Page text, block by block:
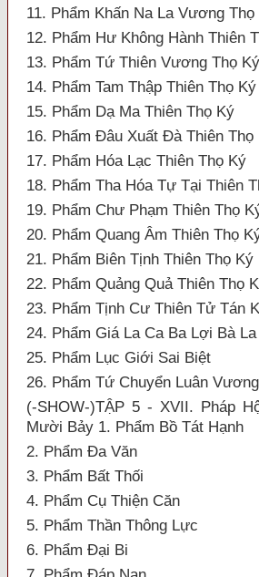
11. Phẩm Khấn Na La Vương Thọ
12. Phẩm Hư Không Hành Thiên
13. Phẩm Tứ Thiên Vương Thọ Ký
14. Phẩm Tam Thập Thiên Thọ Ký
15. Phẩm Dạ Ma Thiên Thọ Ký
16. Phẩm Đâu Xuất Đà Thiên Thọ
17. Phẩm Hóa Lạc Thiên Thọ Ký
18. Phẩm Tha Hóa Tự Tại Thiên
19. Phẩm Chư Phạm Thiên Thọ
20. Phẩm Quang Âm Thiên Thọ
21. Phẩm Biên Tịnh Thiên Thọ Ký
22. Phẩm Quảng Quả Thiên Thọ
23. Phẩm Tịnh Cư Thiên Tử Tán
24. Phẩm Giá La Ca Ba Lợi Bà
25. Phẩm Lục Giới Sai Biệt
26. Phẩm Tứ Chuyển Luân Vương
(-SHOW-)TẬP 5 - XVII. Pháp
Mười Bảy 1. Phẩm Bồ Tát Hạnh
2. Phẩm Đa Văn
3. Phẩm Bất Thối
4. Phẩm Cụ Thiện Căn
5. Phẩm Thần Thông Lực
6. Phẩm Đại Bi